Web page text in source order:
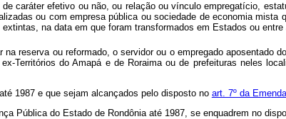
caráter efetivo ou não, ou relação ou vínculo empregatício,
ou com empresa pública ou sociedade de economia
na data em que foram transformados em Estados ou
reserva ou reformado, o servidor ou o empregado aposentado
Territórios do Amapá e de Roraima ou de prefeituras neles
1987 e que sejam alcançados pelo disposto no art. 7º da
Pública do Estado de Rondônia até 1987, se enquadrem no